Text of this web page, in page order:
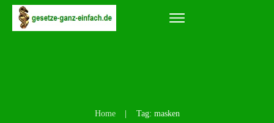
Home | Tag: masken